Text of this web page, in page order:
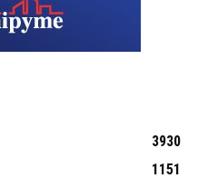
3930
1151